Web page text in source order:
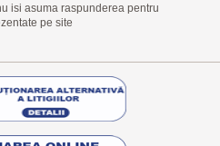
isi asuma raspunderea pentru
pe site